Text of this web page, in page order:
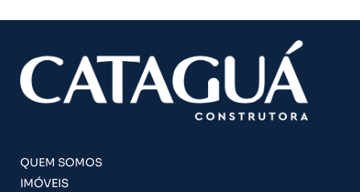
QUEM SOMOS
IMÓVEIS